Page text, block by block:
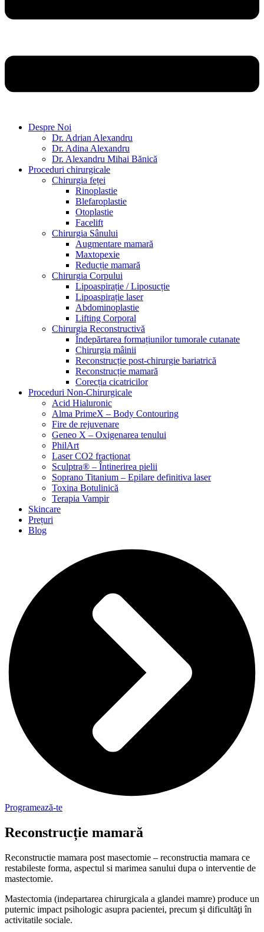
Despre Noi
Dr. Adrian Alexandru
Dr. Adina Alexandru
Dr. Alexandru Mihai Bănică
Proceduri chirurgicale
Chirurgia feței
Rinoplastie
Blefaroplastie
Otoplastie
Facelift
Chirurgia Sânului
Augmentare mamară
Maxtopexie
Reducție mamară
Chirurgia Corpului
Lipoaspirație / Liposucție
Lipoaspirație laser
Abdominoplastie
Lifting Corporal
Chirurgia Reconstructivă
Îndepărtarea formațiunilor tumorale cutanate
Chirurgia mâinii
Reconstrucție post-chirurgie bariatrică
Reconstrucție mamară
Corecția cicatricilor
Proceduri Non-Chirurgicale
Acid Hialuronic
Alma PrimeX – Body Contouring
Fire de rejuvenare
Geneo X – Oxigenarea tenului
PhilArt
Laser CO2 fracționat
Sculptra® – Întinerirea pielii
Soprano Titanium – Epilare definitiva laser
Toxina Botulinică
Terapia Vampir
Skincare
Prețuri
Blog
Programează-te
Reconstrucție mamară
Reconstructie mamara post masectomie – reconstructia mamara ce
restabileste forma, aspectul si marimea sanului dupa o interventie de
mastectomie.
Mastectomia (indepartarea chirurgicala a glandei mamre) produce un
puternic impact psihologic asupra pacientei, precum şi dificultăţi în
activitatile sociale.